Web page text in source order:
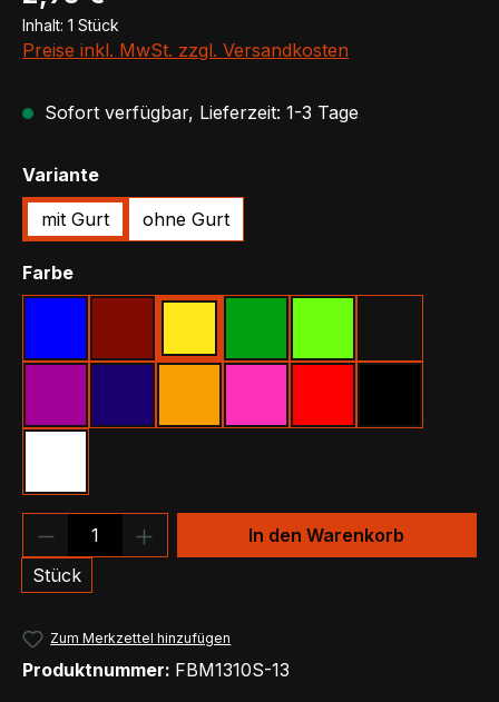
Inhalt: 1 Stück
Preise inkl. MwSt. zzgl. Versandkosten
Sofort verfügbar, Lieferzeit: 1-3 Tage
Varianteauswählen
mit Gurt ohne Gurt
Farbeauswählen
Produkt Anzahl: Gib den
Stück
In den Warenkorb
Zum Merkzettel hinzufügen
Produktnummer: FBM1310S-13